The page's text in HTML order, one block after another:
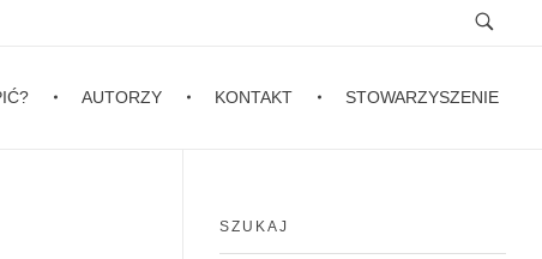
AUTORZY KONTAKT STOWARZYSZENIE
SZUKAJ